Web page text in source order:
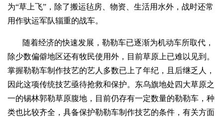
为“草上飞”，除了搬运毡房、物资、生活用水外，战时还常
用作驮运军队辎重的战车。
随着经济的快速发展，勒勒车已逐渐为机动车所取代，
除少数偏僻地区还有牧民使用外，目前草原上已难以见到。
掌握勒勒车制作技艺的艺人多数已上了年纪，且后继乏人，
因此这项传统技艺亟待抢救和保护。东乌旗地处四大草原之
一的锡林郭勒草原腹地，目前仍存有一定数量的勒勒车，种
类也比较齐全，具备保护勒勒车制作技艺的条件，有关方面